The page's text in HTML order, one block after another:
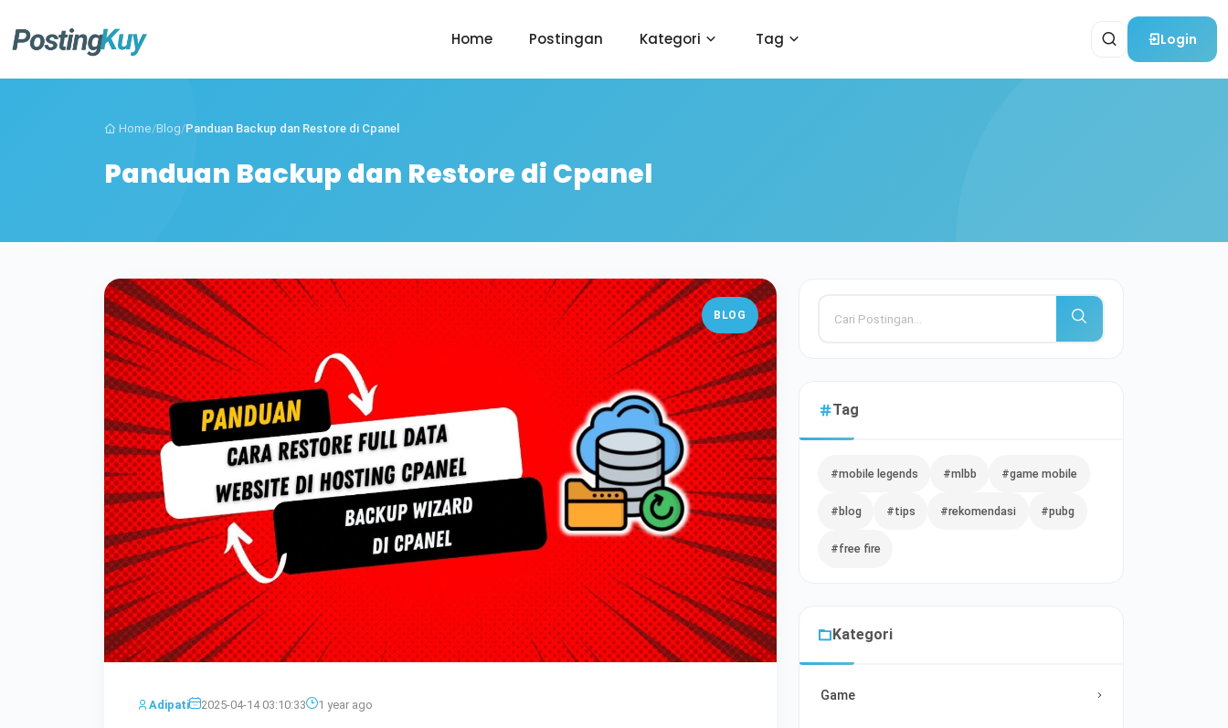
Home Postingan Kategori Tag Login
Home/Blog/Panduan Backup dan Restore di Cpanel
Panduan Backup dan Restore di Cpanel
BLOG
Adipati 2025-04-14 03:10:33 1 year ago
Tag
#mobile legends #mlbb #game mobile
#blog #tips #rekomendasi #pubg
#free fire
Kategori
Game